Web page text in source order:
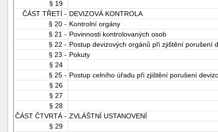
§ 19
ČÁST TŘETÍ - DEVIZOVÁ KONTROLA
§ 20 - Kontrolní orgány
§ 21 - Povinnosti kontrolovaných osob
§ 22 - Postup devizových orgánů při zjištění porušení
§ 23 - Pokuty
§ 24
§ 25 - Postup celního úřadu při zjištění porušení
§ 26
§ 27
§ 28
ČÁST ČTVRTÁ - ZVLÁŠTNÍ USTANOVENÍ
§ 29
"náhradě
škod"